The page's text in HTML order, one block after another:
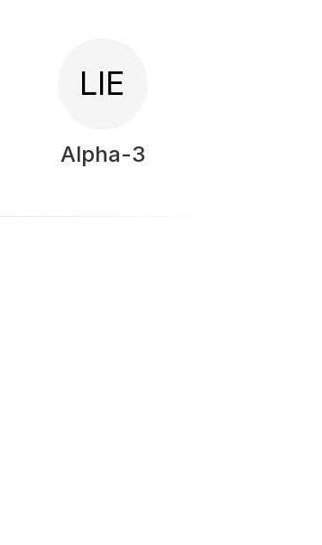
LIE
Alpha-3